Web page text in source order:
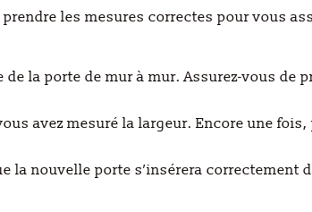
les mesures correctes pour vous
la porte de mur à mur. Assurez-vous de
avez mesuré la largeur. Encore une fois,
la nouvelle porte s’insérera correctement